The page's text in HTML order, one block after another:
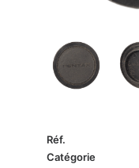
Réf.
Catégorie